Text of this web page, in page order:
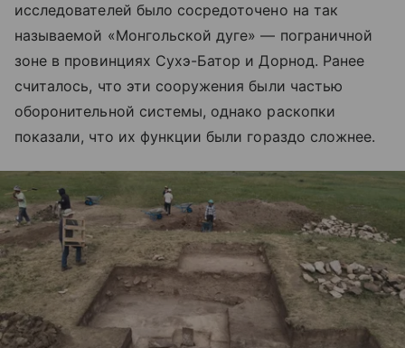
исследователей было сосредоточено на так
называемой «Монгольской дуге» — пограничной
зоне в провинциях Сухэ-Батор и Дорнод. Ранее
считалось, что эти сооружения были частью
оборонительной системы, однако раскопки
показали, что их функции были гораздо сложнее.